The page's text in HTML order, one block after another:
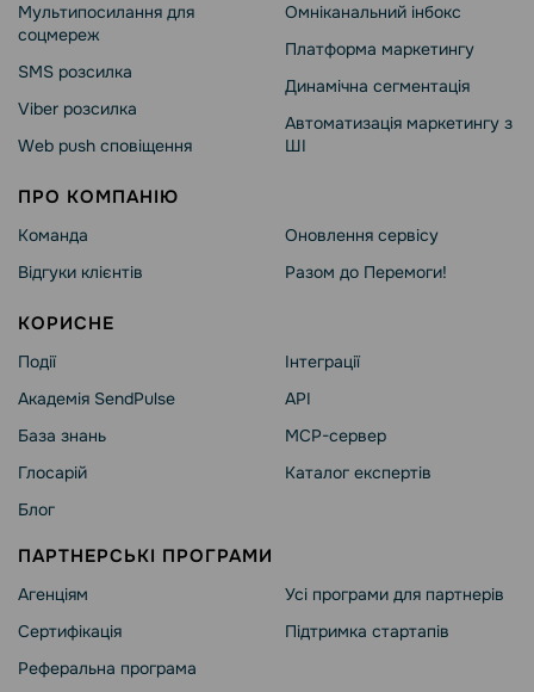
Мультипосилання для
соцмереж
SMS розсилка
Viber розсилка
Web push сповіщення
Омніканальний інбокс
Платформа маркетингу
Динамічна сегментація
Автоматизація маркетингу з
ШІ
ПРО КОМПАНІЮ
Команда
Відгуки клієнтів
Оновлення сервісу
Разом до Перемоги!
КОРИСНЕ
Події
Академія SendPulse
База знань
Глосарій
Блог
Інтеграції
API
MCP-сервер
Каталог експертів
ПАРТНЕРСЬКІ ПРОГРАМИ
Агенціям
Сертифікація
Реферальна програма
Усі програми для партнерів
Підтримка стартапів